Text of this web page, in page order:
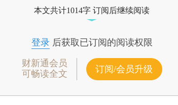
本文共计1014字 订阅后继续阅读
登录后获取已订阅的阅读权限
财新通会员
可畅读全文
订阅/会员升级